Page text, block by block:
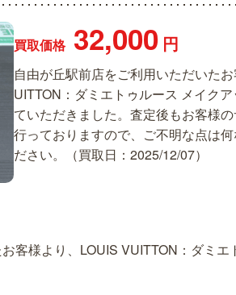
買取価格 32,000 円
自由が丘駅前店をご利用いただいた
UITTON：ダミエトゥルース メイク
ていただきました。査定後もお客様
行っておりますので、ご不明な点は
ださい。（買取日：2025/12/07）
客様より、LOUIS VUITTON：ダミ